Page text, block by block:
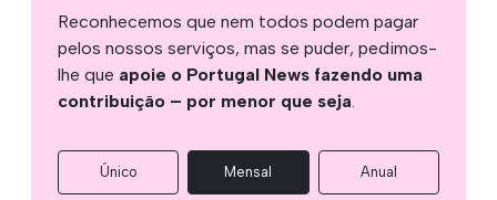
Reconhecemos que nem todos podem pagar
pelos nossos serviços, mas se puder, pedimos-
lhe que apoie o Portugal News fazendo uma
contribuição – por menor que seja.
Único Mensal Anual